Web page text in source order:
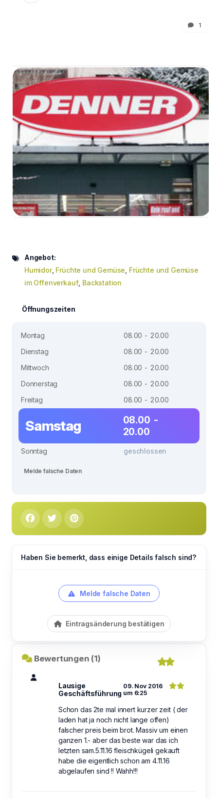
1
Angebot:
Humidor, Früchte und Gemüse Früchte und Gemüse
im Offenverkauf, Backstation
Öffnungszeiten
Montag
08.00 - 20.00
Dienstag
08.00 - 20.00
Mittwoch
08.00 - 20.00
Donnerstag
08.00 - 20.00
Freitag
08.00 - 20.00
Samstag
08.00 -
20.00
Sonntag geschlossen
Melde falsche Daten
Haben Sie bemerkt, dass einige Details falsch sind?
Melde falsche Daten
Eintragsänderung bestätigen
Bewertungen (1)
Lausige
Geschäftsführung
09. Nov 2016
um 6:25
Schon das 2te mal innert kurzer zeit ( der
laden hat ja noch nicht lange offen)
falscher preis beim brot. Massiv um einen
ganzen 1.- aber das beste war das ich
letzten sam.5.11.16 fleischkügeli gekauft
habe die eigentlich schon am 4.11.16
abgelaufen sind !! Wahh!!!